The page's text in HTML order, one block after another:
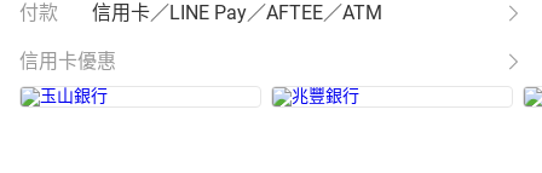
付款 信用卡／LINE Pay／AFTEE／ATM
信用卡優惠